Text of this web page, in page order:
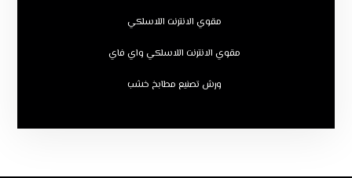
مقوي الانترنت اللاسلكي
مقوي الانترنت اللاسلكي واي فاي
ورش تصنيع مطابخ خشب